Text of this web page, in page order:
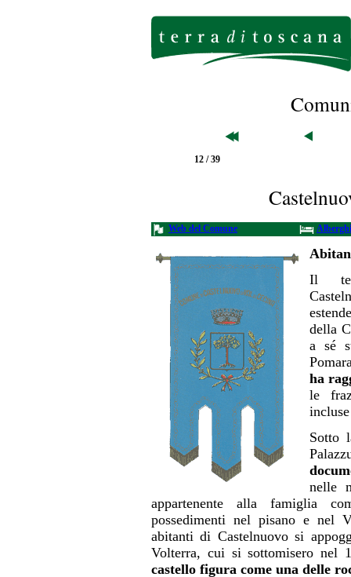
12 / 39
Web del Comune Alberghi
Il
della
a sé
ha
le
Sotto
nelle
appartenente alla famiglia
possedimenti nel pisano e nel
abitanti di Castelnuovo si
Volterra, cui si sottomisero nel
castello figura come una delle